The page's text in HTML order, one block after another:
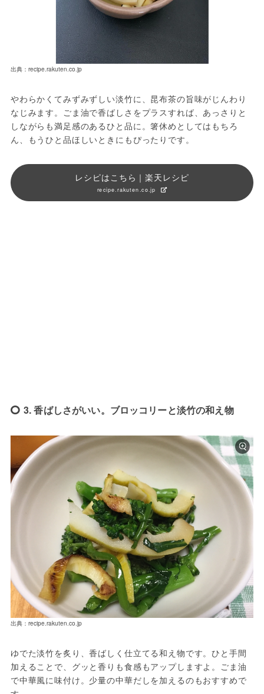
出典：recipe.rakuten.co.jp
やわらかくてみずみずしい淡竹に、昆布茶の旨味がじんわり
なじみます。ごま油で香ばしさをプラスすれば、あっさりと
しながらも満足感のあるひと品に。箸休めとしてはもちろ
ん、もうひと品ほしいときにもぴったりです。
レシピはこちら｜楽天レシピ
recipe.rakuten.co.jp
3. 香ばしさがいい。ブロッコリーと淡竹の和え物
出典：recipe.rakuten.co.jp
ゆでた淡竹を炙り、香ばしく仕立てる和え物です。ひと手間
加えることで、グッと香りも食感もアップしますよ。ごま油
で中華風に味付け。少量の中華だしを加えるのもおすすめで